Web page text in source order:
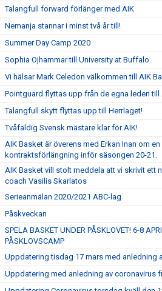
Talangfull forward förlänger med AIK
Nemanja stannar i minst två år till!
Summer Day Camp 2020
Sophia Ojhammar till University at Buffalo
Vi hälsar Mark Celedon välkommen till AIK
Pointguard flyttas upp från de egna leden till
Talangfull skytt flyttas upp till Herrlaget!
Tvåfaldig Svensk mästare klar för AIK!
AIK Basket är överens med Erkan Inan om en
kontraktsförlängning inför säsongen 20-21.
AIK Basket vill stolt meddela att vi skrivit ett
coach Vasilis Skarlatos
Serieanmälan 2020/2021 ABC-lag
Påskveckan
SPELA BASKET UNDER PÅSKLOVET! 6-8
PÅSKLOVSCAMP
Uppdatering tisdag 17 mars med anledning
Uppdatering med anledning av coronavirus